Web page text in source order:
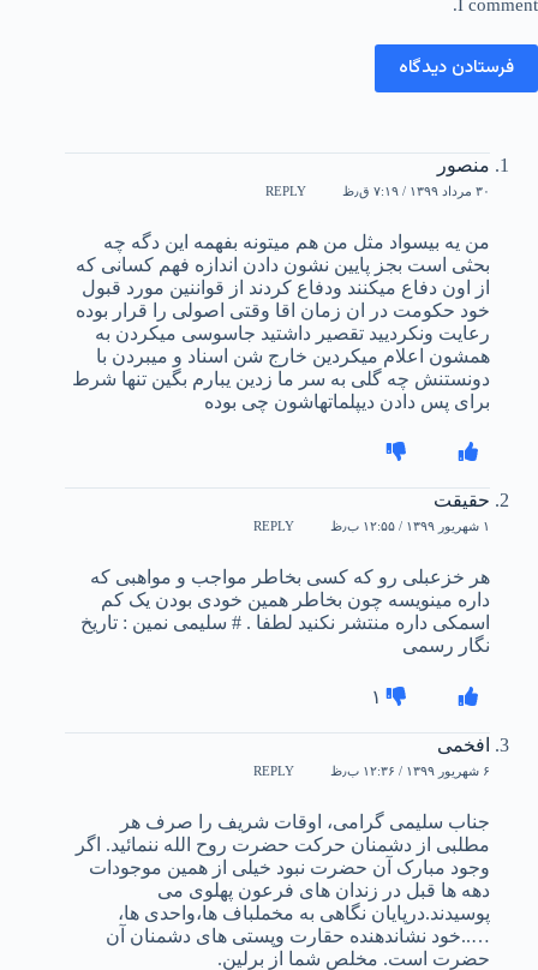
I comment.
فرستادن دیدگاه
منصور
۳۰ مرداد ۱۳۹۹ / ۷:۱۹ ق٫ظ REPLY
من یه بیسواد مثل من هم میتونه بفهمه این دگه چه
بحثی است بجز پایین نشون دادن اندازه فهم کسانی که
از اون دفاع میکنند ودفاع کردند از قواننین مورد قبول
خود حکومت در ان زمان اقا وقتی اصولی را قرار بوده
رعایت ونکردیید تقصیر داشتید جاسوسی میکردن به
همشون اعلام میکردین خارج شن اسناد و میبردن با
دونستنش چه گلی به سر ما زدین یبارم بگین تنها شرط
برای پس دادن دیپلماتهاشون چی بوده
حقیقت
۱ شهریور ۱۳۹۹ / ۱۲:۵۵ ب٫ظ REPLY
هر خزعبلی رو که کسی بخاطر مواجب و مواهبی که
داره مینویسه چون بخاطر همین خودی بودن یک کم
اسمکی داره منتشر نکنید لطفا . # سلیمی نمین : تاریخ
نگار رسمی
۱
افخمی
۶ شهریور ۱۳۹۹ / ۱۲:۳۶ ب٫ظ REPLY
جناب سلیمی گرامی، اوقات شریف را صرف هر
مطلبی از دشمنان حرکت حضرت روح الله ننمائید. اگر
وجود مبارک آن حضرت نبود خیلی از همین موجودات
دهه ها قبل در زندان های فرعون پهلوی می
پوسیدند.درپایان نگاهی به مخملباف ها،واحدی ها،
…..خود نشاندهنده حقارت وپستی های دشمنان آن
حضرت است. مخلص شما از برلین.